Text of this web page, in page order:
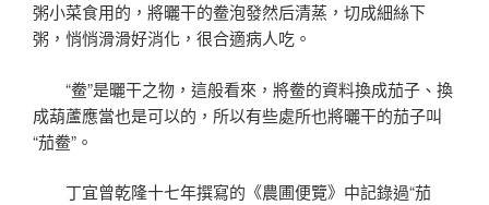
粥小菜食用的，將曬干的鲞泡發然后清蒸，切成細絲下
粥，悄悄滑滑好消化，很合適病人吃。
“鲞”是曬干之物，這般看來，將鲞的資料換成茄子、換
成葫蘆應當也是可以的，所以有些處所也將曬干的茄子叫
“茄鲞”。
丁宜曾乾隆十七年撰寫的《農圃便覽》中記錄過“茄